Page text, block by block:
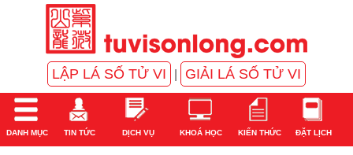
LẬP LÁ SỐ TỬ VI GIẢI LÁ SỐ TỬ VI
DANH MỤC TIN TỨC DỊCH VỤ KHOÁ HỌC KIẾN THỨC ĐẶT LỊCH